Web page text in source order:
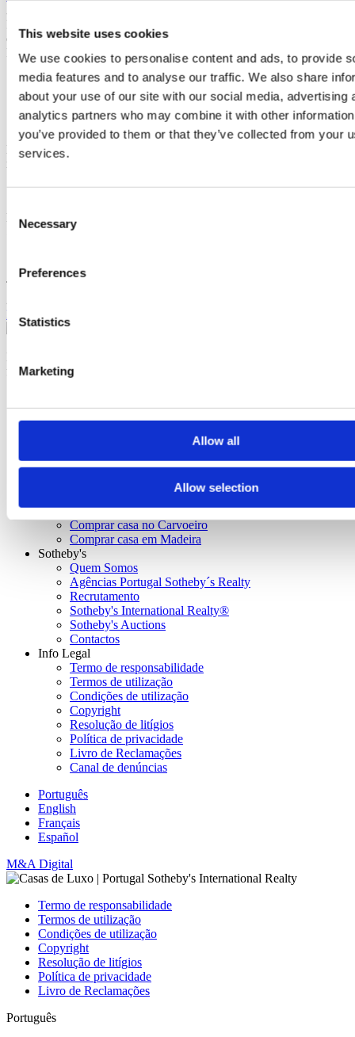
This website uses cookies
We use cookies to personalise content and ads, to provide
media features and to analyse our traffic. We also share
about your use of our site with our social media, advertising
analytics partners who may combine it with other
you’ve provided to them or that they’ve collected from your
services.
Selection
Necessary
Preferences
Statistics
Marketing
Allow all
Allow selection
International Realty a guardar os seus dados para o informar sobre
oportunidades de negócio, de acordo com a Política de Privacidade.
Partilhar empreendimento
Empreendimentos semelhantes
nestes empreendimentos
MANARE RESIDENCE
590.000 €
Thermae Estoril
Ligar
Contactar
International Realty Affiliates LLC. Cada escritório é jurídica e
financeiramente independente.
Comprar casa em Lisboa
Comprar casa em Cascais
Comprar casa no Porto
Comprar casa em Vilamoura
Comprar casa no Carvoeiro
Comprar casa em Madeira
Sotheby's
Quem Somos
Agências Portugal Sotheby´s Realty
Recrutamento
Sotheby's International Realty®
Sotheby's Auctions
Contactos
Info Legal
Termo de responsabilidade
Termos de utilização
Condições de utilização
Copyright
Resolução de litígios
Política de privacidade
Livro de Reclamações
Canal de denúncias
Português
English
Français
Español
M&A Digital
Termo de responsabilidade
Termos de utilização
Condições de utilização
Copyright
Resolução de litígios
Política de privacidade
Livro de Reclamações
Português